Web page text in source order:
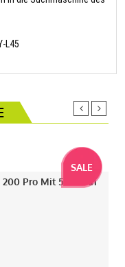
L45
SALE
Pro Mit 550mAh